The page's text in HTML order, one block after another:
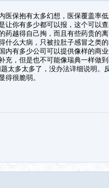
医保抱有太多幻想，医保覆盖率
让你有多少都可以报，这个可以
药越得自己掏，而且有些药贵的
什么大病，只被拉肚子感冒之类
内有多少公司可以提供像样的商
充，但是也不可能像瑞典一样做
太多太多了，没办法详细说明。
得很脆弱。